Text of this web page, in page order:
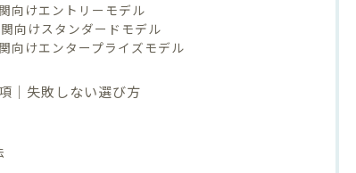
向けエントリーモデル
向けスタンダードモデル
向けエンタープライズモデル
｜失敗しない選び方